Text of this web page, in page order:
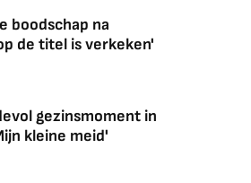
boodschap na
de titel is verkeken'
gezinsmoment in
kleine meid'